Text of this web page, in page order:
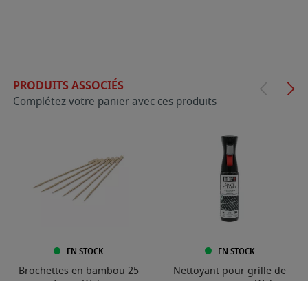
PRODUITS ASSOCIÉS
Complétez votre panier avec ces produits
EN STOCK
Brochettes en bambou 25
EN STOCK
Nettoyant pour grille de